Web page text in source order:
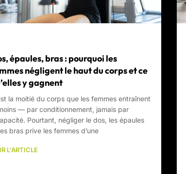
épaules, bras : pourquoi les
négligent le haut du corps et ce
y gagnent
la moitié du corps que les femmes entraînent
— par conditionnement, jamais par
Pourtant, négliger le dos, les épaules
bras prive les femmes d’une
L'ARTICLE